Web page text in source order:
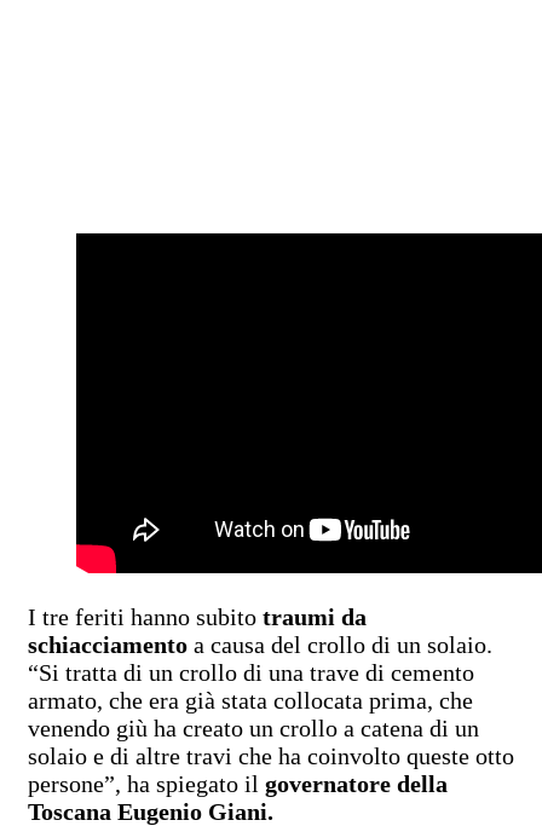
I tre feriti hanno subito traumi da
schiacciamento a causa del crollo di un solaio.
“Si tratta di un crollo di una trave di cemento
armato, che era già stata collocata prima, che
venendo giù ha creato un crollo a catena di un
solaio e di altre travi che ha coinvolto queste otto
persone”, ha spiegato il governatore della
Toscana Eugenio Giani.